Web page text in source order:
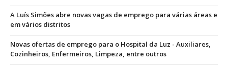
A Luís Simões abre novas vagas de emprego para várias áreas e
em vários distritos
Novas ofertas de emprego para o Hospital da Luz - Auxiliares,
Cozinheiros, Enfermeiros, Limpeza, entre outros